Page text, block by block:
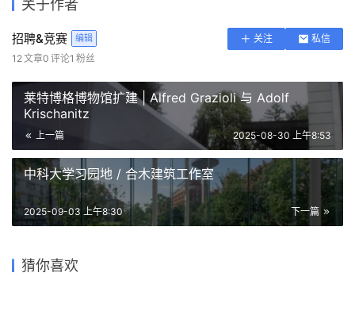
关于作者
招聘&竞赛 编辑 关注
私信
12文章0 评论1 粉丝
莱特博格博物馆扩建 | Alfred Grazioli 与 Adolf
Krischanitz
上一篇 2025-08-30 上午8:53
中科大学习园地 / 合木建筑工作室
下一篇
2025-09-03 上午8:30
猜你喜欢
化遗址博物馆
北京城市图书馆，银杏树下书
阿那亚剧场 Aranya Theatre /